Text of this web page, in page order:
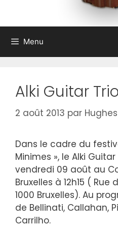
Menu
Alki Guitar
2 août 2013 par
Dans le cadre du
Minimes », le Alki
vendredi 09 août au
Bruxelles à 12h15 (
1000 Bruxelles). Au
de Bellinati, Callahan,
Carrilho.